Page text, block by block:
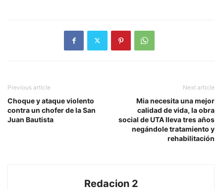
Previous article
Choque y ataque violento
contra un chofer de la San
Juan Bautista
Next article
Mia necesita una mejor
calidad de vida, la obra
social de UTA lleva tres años
negándole tratamiento y
rehabilitación
Redacion 2